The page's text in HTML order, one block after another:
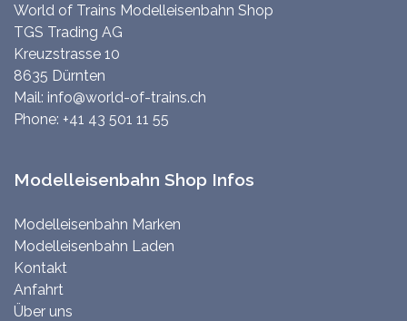
World of Trains Modelleisenbahn Shop
TGS Trading AG
Kreuzstrasse 10
8635 Dürnten
Mail: info@world-of-trains.ch
Phone: +41 43 501 11 55
Modelleisenbahn Shop Infos
Modelleisenbahn Marken
Modelleisenbahn Laden
Kontakt
Anfahrt
Über uns